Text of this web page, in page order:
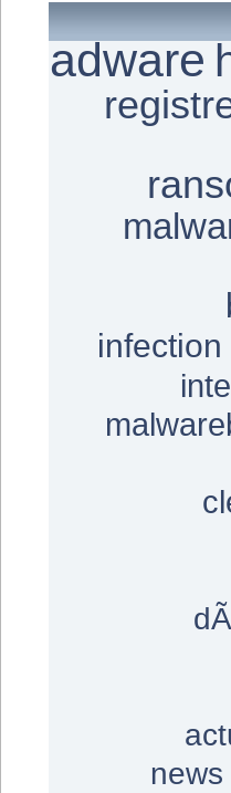
adware
infection
news